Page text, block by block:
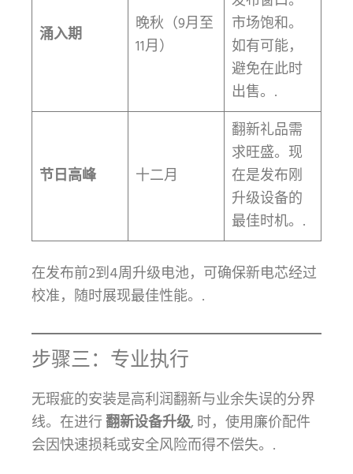
涌入期
晚秋（9月至
11月）
市场饱和。
如有可能，
避免在此时
出售。.
节日高峰 十二月
翻新礼品需
求旺盛。现
在是发布刚
升级设备的
最佳时机。.
在发布前2到4周升级电池，可确保新电芯经过
校准，随时展现最佳性能。.
步骤三：专业执行
无瑕疵的安装是高利润翻新与业余失误的分界
线。在进行翻新设备升级, 时，使用廉价配件
会因快速损耗或安全风险而得不偿失。.